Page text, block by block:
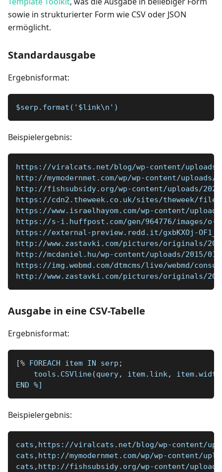
sowie in strukturierter Form wie CSV oder JSON
ermöglicht.
Standardausgabe
Ergebnisformat:
$serp.format('$link\n')
Beispielergebnis:
https://viralcats.net/blog/wp-content/uploads/
http://mymodernmet.com/wp/wp-content/
http://fishsubsidy.org/wp-content/uploads/
https://cdn2.theweek.co.uk/sites/theweek/
https://www.israelhayom.com/wp-content/
https://s-i.huffpost.com/gen/964776/images/o-
https://external-preview.redd.it/gxbKXOj-
http://www.zastavki.com/pictures/originals/
http://mcdaniel.hu/wp-content/uploads/2015/
https://img.webmd.com/dtmcms/live/webmd/
http://www.zastavki.com/pictures/originals/
Ausgabe in eine CSV-Tabelle
Ergebnisformat:
[% FOREACH item IN serp ;
    tools
. CSVline(query, item. link, item.width
END %]
Beispielergebnis:
cats,https://viralcats.net/blog/wp-content/
cats,http://mymodernmet.com/wp/wp-content/
cats,http://fishsubsidy.org/wp-content/uploads/